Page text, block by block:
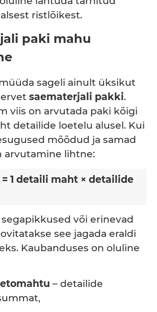
ristlõikest.
paki mahu
sageli ainult üksikut
saematerjali pakki.
viis on arvutada paki kõigi
detailide loetelu alusel. Kui
mõõdud ja samad
arvutamine lihtne:
1 detaili maht × detailide
või erinevad
see jagada eraldi
Kaubanduses on oluline
– detailide